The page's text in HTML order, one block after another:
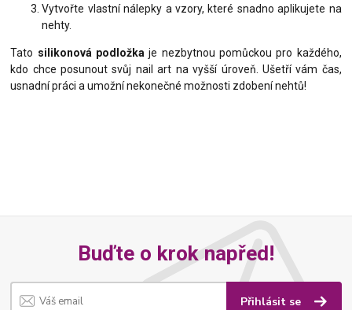
Vytvořte vlastní nálepky a vzory, které snadno aplikujete na
nehty.
Tato silikonová podložkaje nezbytnou pomůckou pro každého,
kdo chce posunout svůj nail art na vyšší úroveň. Ušetří vám čas,
usnadní práci a umožní nekonečné možnosti zdobení nehtů!
Buďte o krok napřed!
Přihlásit se